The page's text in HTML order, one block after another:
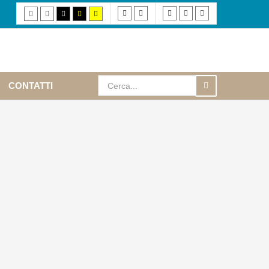
Default
mode
Night
mode
High
contrast
black/white
High
contrast
black/yellow
contrast
yellow/black
Fixed
layout
Wide
Smaller
font
Default
font
CONTATTI